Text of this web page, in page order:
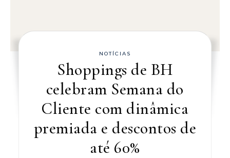
NOTÍCIAS
Shoppings de BH
celebram Semana do
Cliente com dinâmica
premiada e descontos de
até 60%